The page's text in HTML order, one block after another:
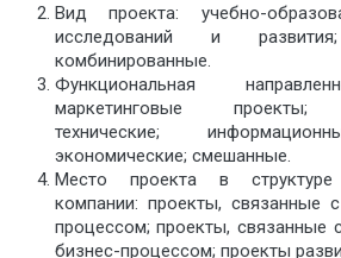
Вид проекта: учебно-
исследований и
комбинированные.
Функциональная
маркетинговые проекты;
технические;
экономические; смешанные.
Место проекта в структуре
компании: проекты, связанные
процессом; проекты, связанные
бизнес-процессом; проекты